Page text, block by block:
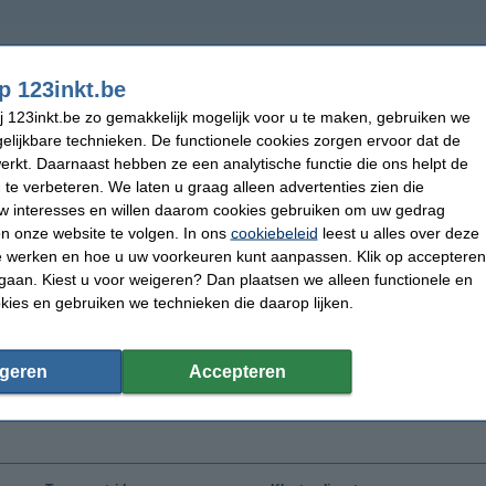
123inkt.be
123inkt.be zo gemakkelijk mogelijk voor u te maken, gebruiken we
technieken. De functionele cookies zorgen ervoor dat de
Daarnaast hebben ze een analytische functie die ons helpt de
te verbeteren. We laten u graag alleen advertenties zien die
interesses en willen daarom cookies gebruiken om uw gedrag
onze website te volgen. In ons cookiebeleid leest u alles over deze
werken en hoe u uw voorkeuren kunt aanpassen. Klik op accepteren
Kiest u voor weigeren? Dan plaatsen we alleen functionele en
en gebruiken we technieken die daarop lijken.
Accepteren